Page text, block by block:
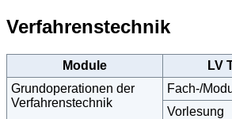
Verfahrenstechnik
Module LV
Grundoperationen der
Verfahrenstechnik
Fach-/
Vorlesung